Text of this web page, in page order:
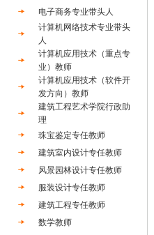
电子商务专业带头人
计算机网络技术专业带头
人
计算机应用技术（重点专
业）教师
计算机应用技术（软件开
发方向）教师
建筑工程艺术学院行政助
理
珠宝鉴定专任教师
建筑室内设计专任教师
风景园林设计专任教师
服装设计专任教师
建筑工程专任教师
数学教师